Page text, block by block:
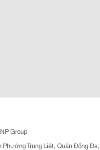
Group
Phường Trung Liệt, Quận Đống